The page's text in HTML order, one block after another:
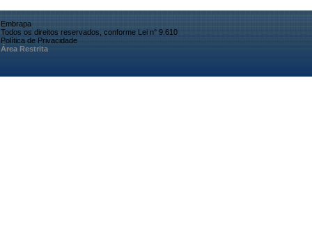
Embrapa
Todos os direitos reservados, conforme Lei n° 9.610
Política de Privacidade
Área Restrita